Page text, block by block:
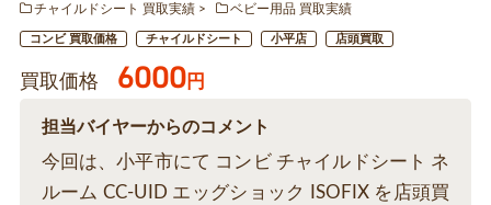
チャイルドシート 買取実績
ベビー用品 買取実績
コンビ 買取価格 チャイルドシート 小平店 店頭買取
買取価格 6000円
担当バイヤーからのコメント
今回は、小平市にて コンビ チャイルドシート ネ
ルーム CC-UID エッグショック ISOFIX を店頭買